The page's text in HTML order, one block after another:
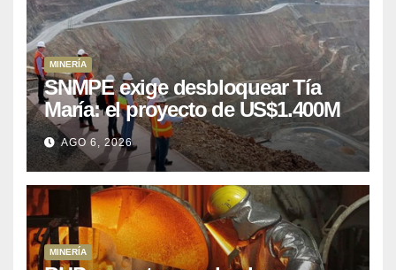
MINERÍA
SNMPE exige desbloquear Tía
María: el proyecto de US$1.400M
que Perú lleva 15 años
posponiendo
AGO 6, 2026
MINERÍA